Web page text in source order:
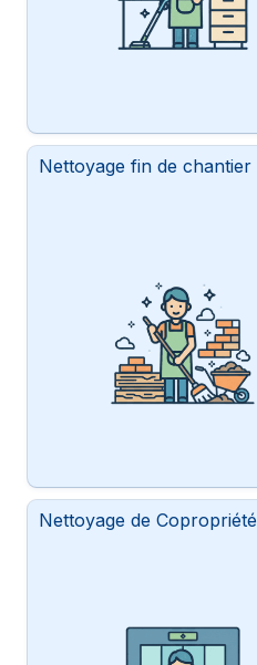
Nettoyage fin de chantier
Nettoyage de Copropriété